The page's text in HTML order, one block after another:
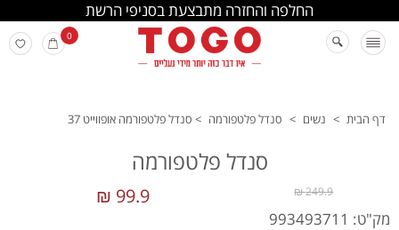
החלפה והחזרה מתבצעת בסניפי הרשת
0
דף הבית > נשים > סנדל פלטפורמה > סנדל פלטפורמה אופווייט 37
סנדל פלטפורמה
99.9 ₪ 249.9 ₪
מק"ט: 993493711